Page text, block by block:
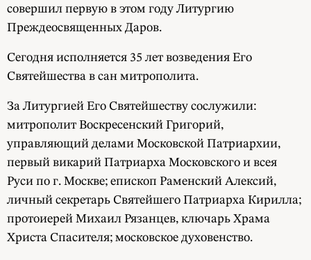
совершил первую в этом году Литургию
Преждеосвященных Даров.
Сегодня исполняется 35 лет возведения Его
Святейшества в сан митрополита.
За Литургией Его Святейшеству сослужили:
митрополит Воскресенский Григорий,
управляющий делами Московской Патриархии,
первый викарий Патриарха Московского и всея
Руси по г. Москве; епископ Раменский Алексий,
личный секретарь Святейшего Патриарха Кирилла;
протоиерей Михаил Рязанцев, ключарь Храма
Христа Спасителя; московское духовенство.